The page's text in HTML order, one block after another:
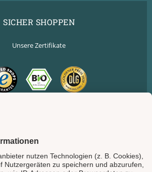
SICHER SHOPPEN
Unsere Zertifikate
SICHER BEZAHLEN